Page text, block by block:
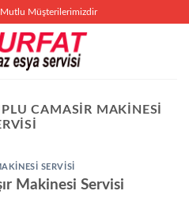
Mutlu Müşterilerimizdir
CAMASIR MAKINESI
SERVISI
Makinesi Servisi